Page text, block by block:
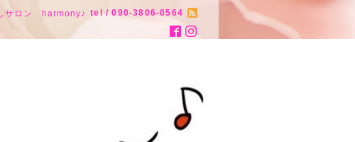
サロン harmony♪ tel / 090-3806-0564